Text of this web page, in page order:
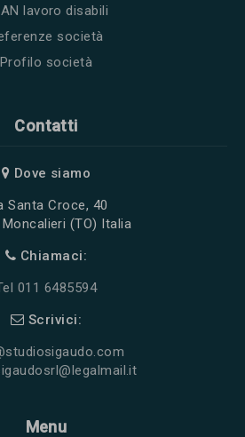
lavoro disabili
società
Profilo società
Contatti
Dove siamo
Santa Croce, 40
Moncalieri (TO) Italia
Chiamaci:
011 6485594
Scrivici:
Menu